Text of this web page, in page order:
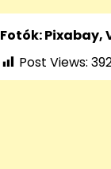
Fotók:
Post Views: